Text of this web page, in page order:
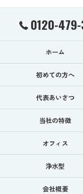
0120-
ホーム
初めての方へ
代表あいさつ
当社の特徴
オフィス
浄水型
会社概要